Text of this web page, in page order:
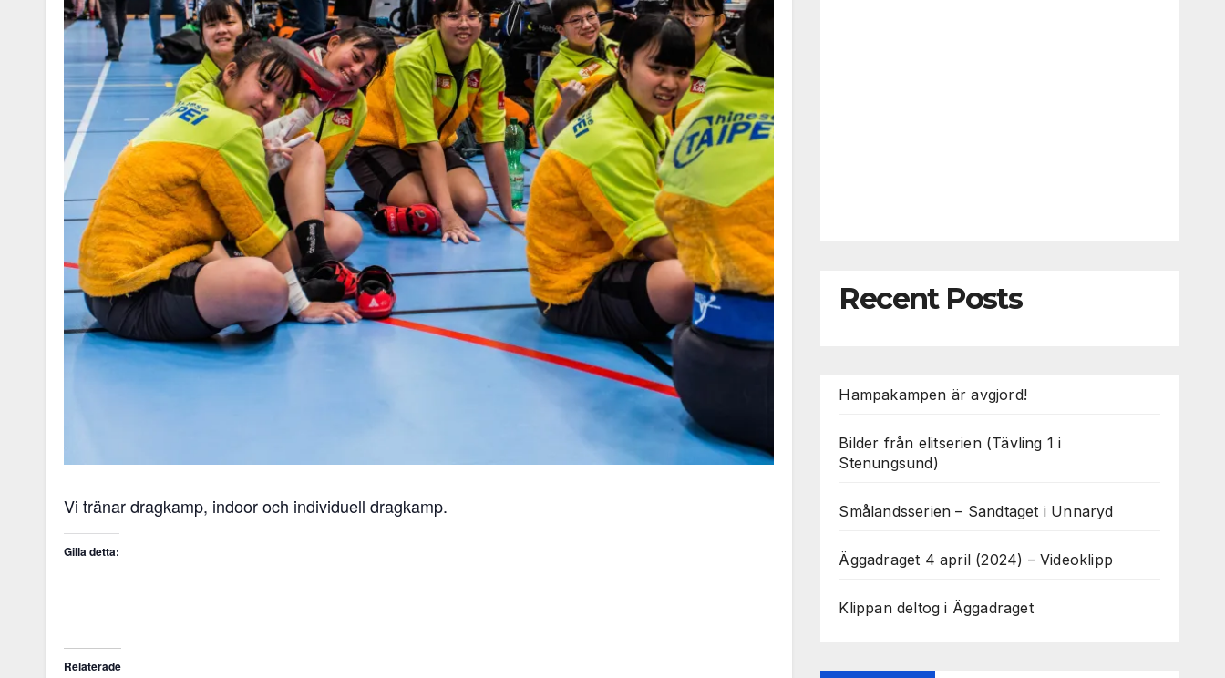
Vi tränar dragkamp, indoor och individuell dragkamp.
Gilla detta:
Relaterade
Recent Posts
Hampakampen är avgjord!
Bilder från elitserien (Tävling 1 i
Stenungsund)
Smålandsserien – Sandtaget i Unnaryd
Äggadraget 4 april (2024) – Videoklipp
Klippan deltog i Äggadraget